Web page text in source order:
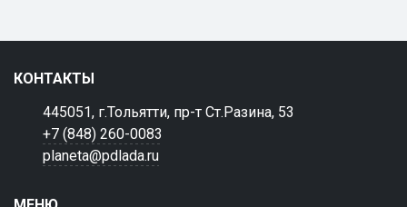
КОНТАКТЫ
445051, г.Тольятти, пр-т Ст.Разина, 53
+7 (848) 260-0083
planeta@pdlada.ru